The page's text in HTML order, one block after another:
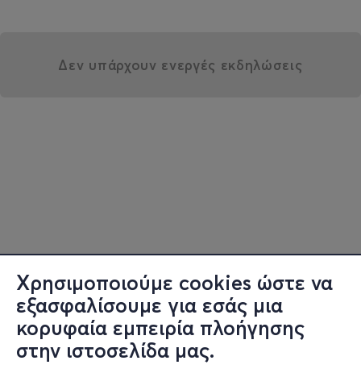
Χρησιμοποιούμε cookies ώστε να
εξασφαλίσουμε για εσάς μια
κορυφαία εμπειρία πλοήγησης
στην ιστοσελίδα μας.
Δεν υπάρχουν ενεργές εκδηλώσεις